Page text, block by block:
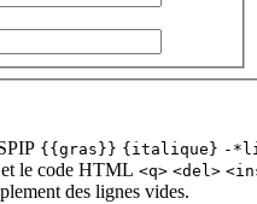
{{gras}} {italique} -
et le code HTML <q> <del>
des lignes vides.